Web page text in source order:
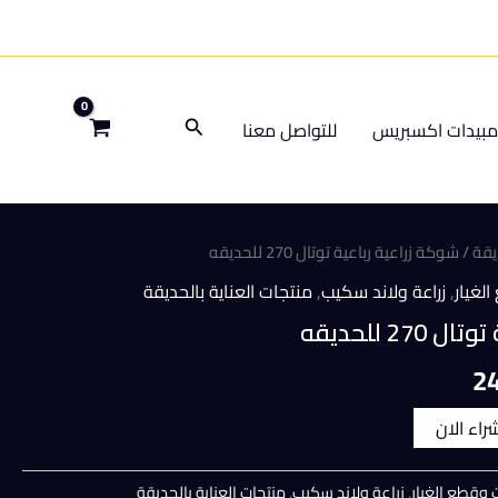
اكسبريس للتواصل معنا البحث
/ شوكة زراعية رباعية توتال 270 للحديقه
,زراعة ولاند سكيب,منتجات العناية بالحديقة
للحديقه
الحالي
هو:
الان
الغيار,زراعة ولاند سكيب,منتجات العناية بالحديقة